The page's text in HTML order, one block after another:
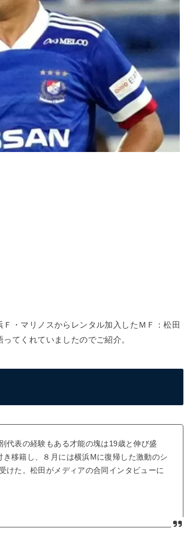
・マリノスからレンタル加入したＭＦ：松田
てくれていましたのでご紹介。
代表の経験もある才能の塊は19歳と伸び盛
移籍し、８月には横浜Mに復帰した激動のシ
けた。松田がメディアの合同インタビューに